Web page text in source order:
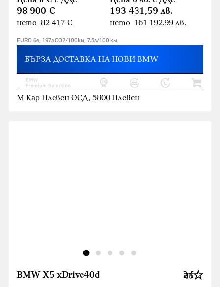
98 900 €
нето 82 417 €
193 431,59 лв.
нето 161 192,99 лв.
EURO 6e, 197г CO2/100км, 7.5л/100 км
БЪРЗА ДОСТАВКА НА НОВИ BMW
М Кар Плевен ООД, 5800 Плевен
BMW X5 xDrive40d